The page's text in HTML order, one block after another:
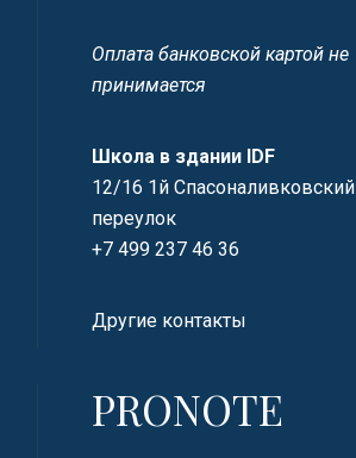
Оплата банковской картой не
принимается
Школа в здании IDF
12/16 1й Спасоналивковский
переулок
+7 499 237 46 36
Другие контакты
PRONOTE